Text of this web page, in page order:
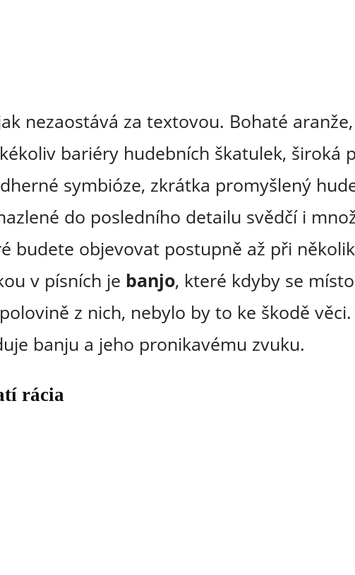
nezaostává za textovou. Bohaté
bariéry hudebních škatulek, široká
symbióze, zkrátka promyšlený
do posledního detailu svědčí i
budete objevovat postupně až při
v písních je banjo, které kdyby se
z nich, nebylo by to ke škodě
banju a jeho pronikavému zvuku.
rácia